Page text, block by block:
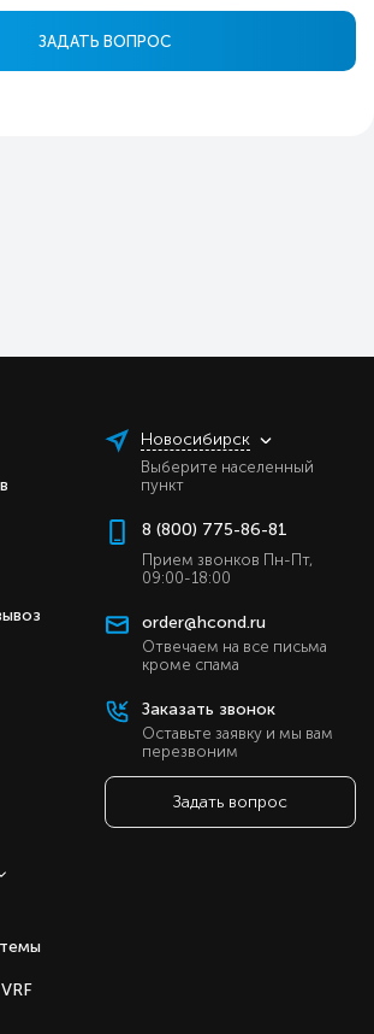
ЗАДАТЬ ВОПРОС
Новосибирск
Выберите населенный
пункт
8 (800) 775-86-81
Прием звонков Пн-Пт,
09:00-18:00
order@hcond.ru
Отвечаем на все письма
кроме спама
Заказать звонок
Оставьте заявку и мы вам
перезвоним
Задать вопрос